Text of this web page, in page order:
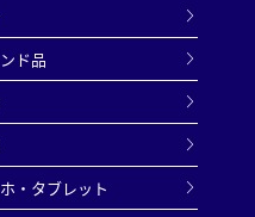
ド品
・タブレット